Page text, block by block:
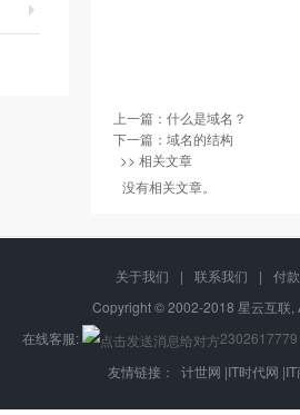
上一篇： 什么是域名？
下一篇： 域名的结构
>> 相关文章
没有相关文章。
关于我们 | 联系我们 |
付
Copyright © 2002-2018 星云互
在线客服:
2302617779
友情链接： 计世网 |IT时代网 |